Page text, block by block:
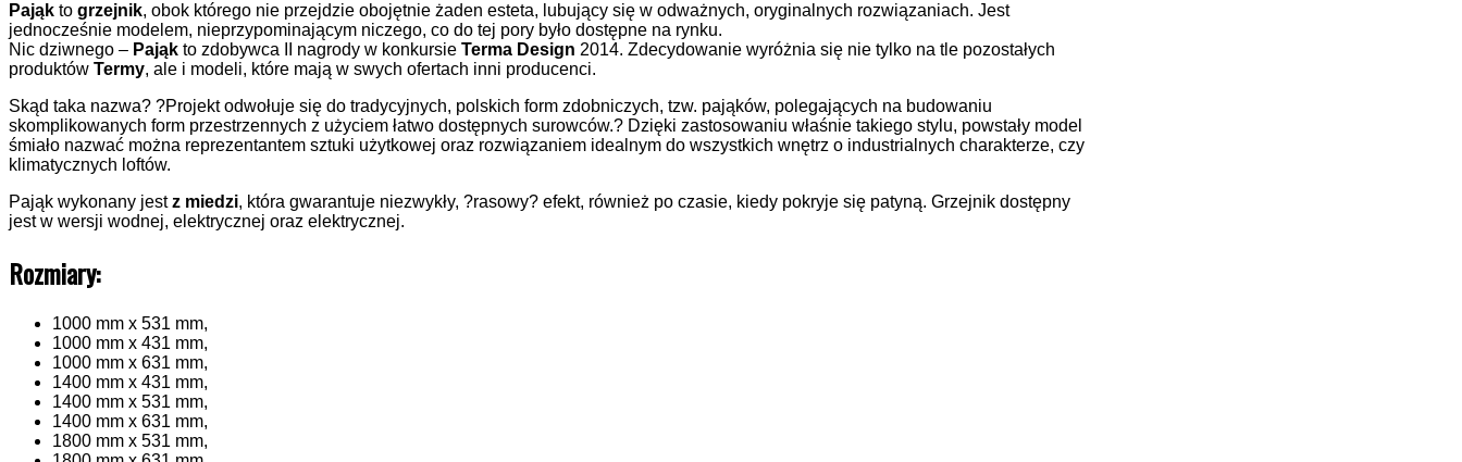
Pająk to grzejnik, obok którego nie przejdzie obojętnie żaden esteta, lubujący się w odważnych, oryginalnych rozwiązaniach. Jest
jednocześnie modelem, nieprzypominającym niczego, co do tej pory było dostępne na rynku.
Nic dziwnego – Pająk to zdobywca II nagrody w konkursie Terma Design 2014. Zdecydowanie wyróżnia się nie tylko na tle pozostałych
produktów Termy, ale i modeli, które mają w swych ofertach inni producenci.
Skąd taka nazwa? ?Projekt odwołuje się do tradycyjnych, polskich form zdobniczych, tzw. pająków, polegających na budowaniu
skomplikowanych form przestrzennych z użyciem łatwo dostępnych surowców.? Dzięki zastosowaniu właśnie takiego stylu, powstały model
śmiało nazwać można reprezentantem sztuki użytkowej oraz rozwiązaniem idealnym do wszystkich wnętrz o industrialnych charakterze, czy
klimatycznych loftów.
Pająk wykonany jestz miedzi, która gwarantuje niezwykły, ?rasowy? efekt, również po czasie, kiedy pokryje się patyną. Grzejnik dostępny
jest w wersji wodnej, elektrycznej oraz elektrycznej.
Rozmiary:
1000 mm x 531 mm,
1000 mm x 431 mm,
1000 mm x 631 mm,
1400 mm x 431 mm,
1400 mm x 531 mm,
1400 mm x 631 mm,
1800 mm x 531 mm,